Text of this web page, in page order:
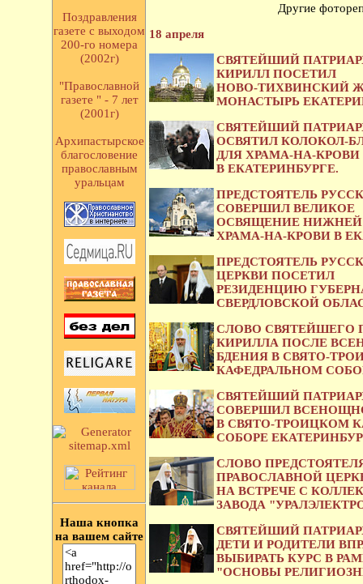
Поздравления
газете с выходом
200-го номера
(2002г)
"Православной
газете " - 7 лет
(2001г)
Архипастырское
благословение
православным
уральцам
Наша кнопка
на вашем сайте
Другие
18 апреля
СВЯТЕЙШИЙ
КИРИЛЛ ПОСЕТИЛ
НОВО-ТИХВИНСКИЙ
МОНАСТЫРЬ
СВЯТЕЙШИЙ
ОСВЯТИЛ КОЛОКОЛ-
ДЛЯ ХРАМА-НА-КРОВИ
В ЕКАТЕРИНБУРГЕ.
ПРЕДСТОЯТЕЛЬ
СОВЕРШИЛ ВЕЛИКОЕ
ОСВЯЩЕНИЕ НИЖНЕЙ
ХРАМА-НА-КРОВИ В
ПРЕДСТОЯТЕЛЬ
ЦЕРКВИ ПОСЕТИЛ
РЕЗИДЕНЦИЮ
СВЕРДЛОВСКОЙ
СЛОВО СВЯТЕЙШЕГО
КИРИЛЛА ПОСЛЕ
БДЕНИЯ В СВЯТО-
КАФЕДРАЛЬНОМ
СВЯТЕЙШИЙ
СОВЕРШИЛ
В СВЯТО-ТРОИЦКОМ
СОБОРЕ
СЛОВО
ПРАВОСЛАВНОЙ
НА ВСТРЕЧЕ С
ЗАВОДА
СВЯТЕЙШИЙ
ДЕТИ И РОДИТЕЛИ
ВЫБИРАТЬ КУРС В
"ОСНОВЫ